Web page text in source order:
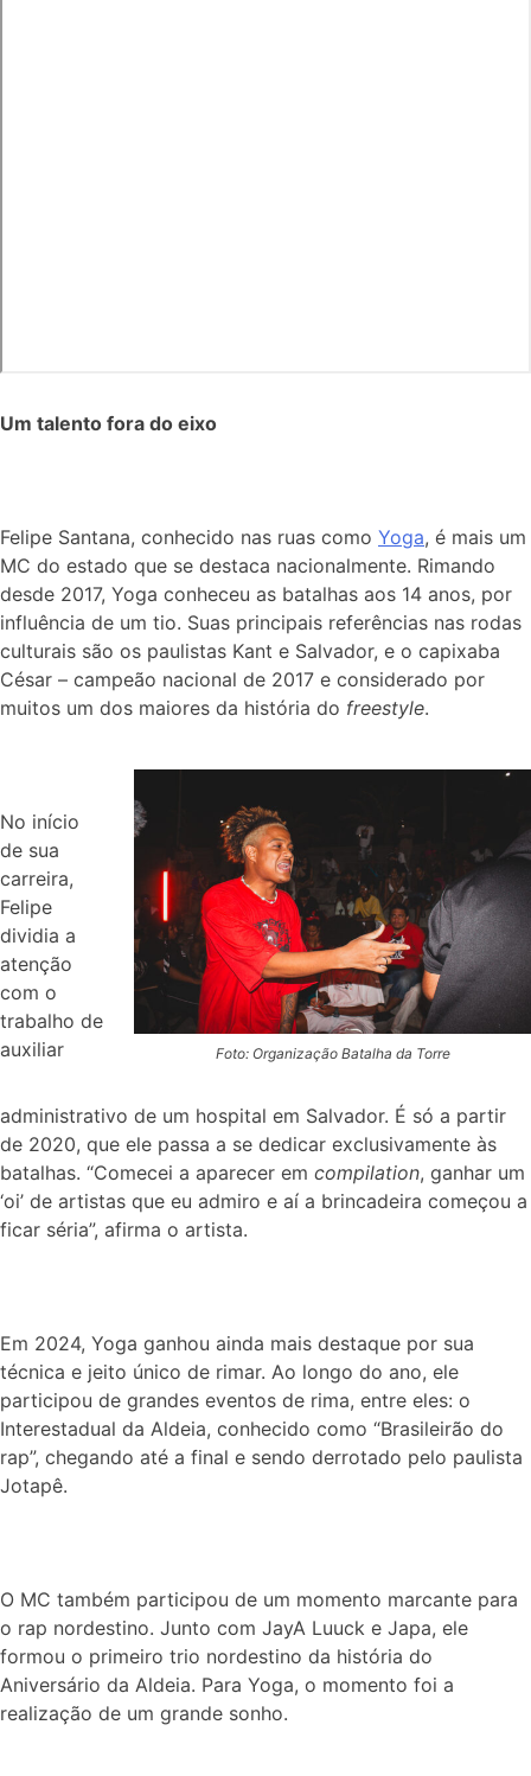
Um talento fora do eixo
Felipe Santana, conhecido nas ruas como Yoga, é mais um
MC do estado que se destaca nacionalmente. Rimando
desde 2017, Yoga conheceu as batalhas aos 14 anos, por
influência de um tio. Suas principais referências nas rodas
culturais são os paulistas Kant e Salvador, e o capixaba
César – campeão nacional de 2017 e considerado por
muitos um dos maiores da história do freestyle.
Foto: Organização Batalha da Torre
No início
de sua
carreira,
Felipe
dividia a
atenção
com o
trabalho de
auxiliar
administrativo de um hospital em Salvador. É só a partir
de 2020, que ele passa a se dedicar exclusivamente às
batalhas. “Comecei a aparecer em compilation, ganhar um
‘oi’ de artistas que eu admiro e aí a brincadeira começou a
ficar séria”, afirma o artista.
Em 2024, Yoga ganhou ainda mais destaque por sua
técnica e jeito único de rimar. Ao longo do ano, ele
participou de grandes eventos de rima, entre eles: o
Interestadual da Aldeia, conhecido como “Brasileirão do
rap”, chegando até a final e sendo derrotado pelo paulista
Jotapê.
O MC também participou de um momento marcante para
o rap nordestino. Junto com JayA Luuck e Japa, ele
formou o primeiro trio nordestino da história do
Aniversário da Aldeia. Para Yoga, o momento foi a
realização de um grande sonho.